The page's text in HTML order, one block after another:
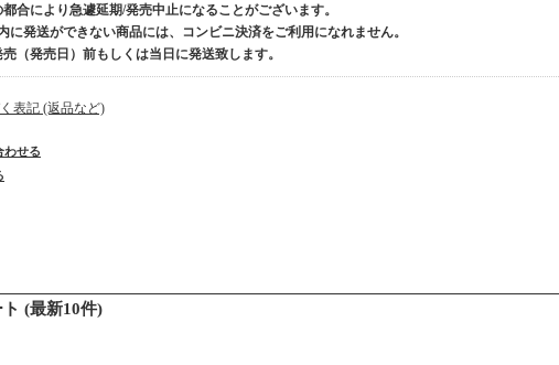
合により急遽延期/発売中止になることがございます。
に発送ができない商品には、コンビニ決済をご利用になれません。
（発売日）前もしくは当日に発送致します。
表記 (返品など)
わせる
(最新10件)